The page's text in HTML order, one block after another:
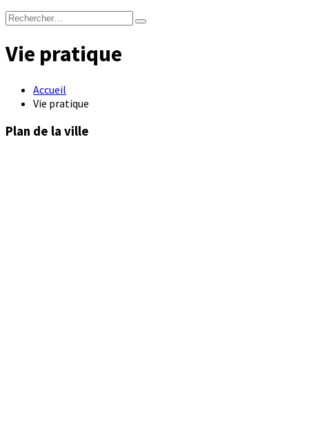
Vie pratique
Accueil
Vie pratique
Plan de la ville